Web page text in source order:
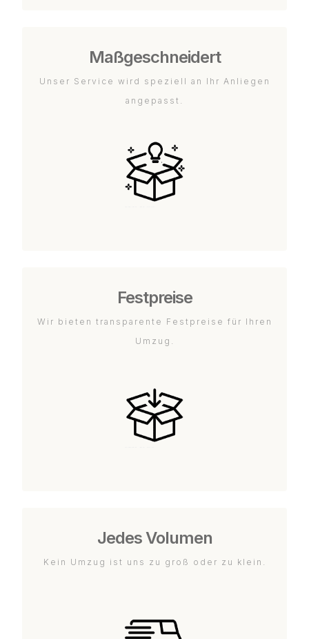
Maßgeschneidert
Unser Service wird speziell an Ihr Anliegen
angepasst.
Festpreise
Wir bieten transparente Festpreise für Ihren
Umzug.
Jedes Volumen
Kein Umzug ist uns zu groß oder zu klein.